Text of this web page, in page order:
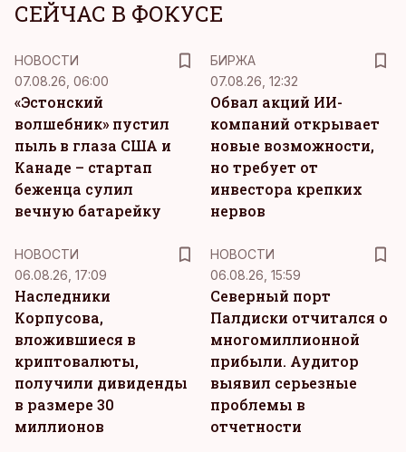
СЕЙЧАС В ФОКУСЕ
НОВОСТИ
07.08.26, 06:00
«Эстонский
волшебник» пустил
пыль в глаза США и
Канаде – стартап
беженца сулил
вечную батарейку
БИРЖА
07.08.26, 12:32
Обвал акций ИИ-
компаний открывает
новые возможности,
но требует от
инвестора крепких
нервов
НОВОСТИ
06.08.26, 17:09
Наследники
Корпусова,
вложившиеся в
криптовалюты,
получили дивиденды
в размере 30
миллионов
НОВОСТИ
06.08.26, 15:59
Северный порт
Палдиски отчитался о
многомиллионной
прибыли. Аудитор
выявил серьезные
проблемы в
отчетности